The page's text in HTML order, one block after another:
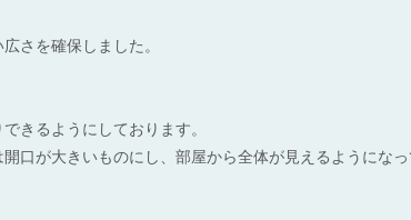
さを確保しました。
きるようにしております。
口が大きいものにし、部屋から全体が見えるようにな